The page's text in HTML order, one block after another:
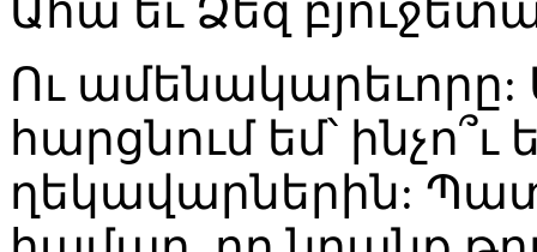
Ահա եւ Ձեզ
Ու
հարցնում եմ՝
ղեկավարներին: